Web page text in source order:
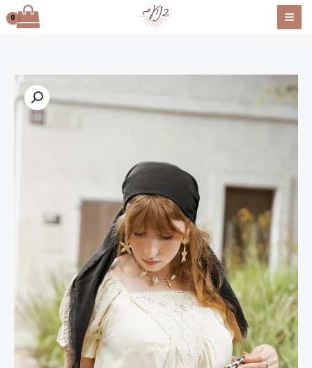
דילוג
לתוכן